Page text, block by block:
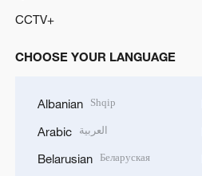
CCTV+
CHOOSE YOUR LANGUAGE
Albanian Shqip
Arabic العربية
Belarusian Беларуская